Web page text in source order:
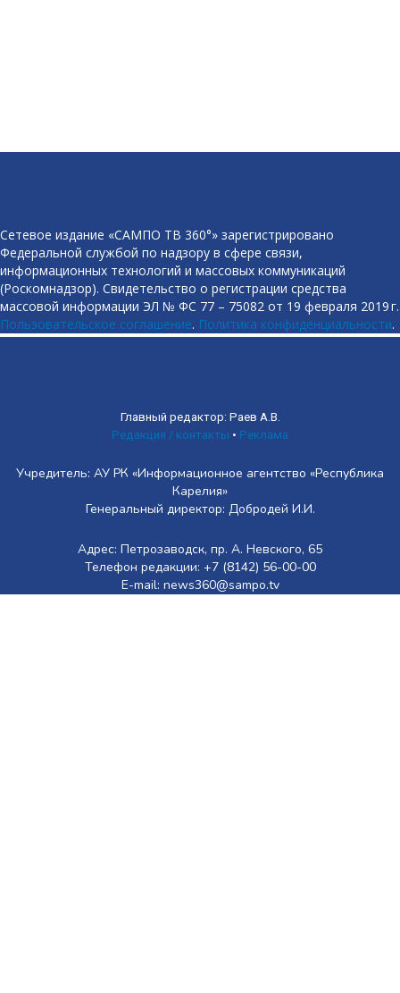
Сетевое издание «САМПО ТВ 360°» зарегистрировано
Федеральной службой по надзору в сфере связи,
информационных технологий и массовых коммуникаций
(Роскомнадзор). Свидетельство о регистрации средства
массовой информации ЭЛ № ФС 77 – 75082 от 19 февраля 2019 г.
Пользовательское соглашение. Политика конфиденциальности.
Главный редактор: Раев А.В.
Редакция / контакты • Реклама
Учредитель: АУ РК «Информационное агентство «Республика
Карелия»
Генеральный директор: Добродей И.И.
Адрес: Петрозаводск, пр. А. Невского, 65
Телефон редакции: +7 (8142) 56-00-00
E-mail: news360@sampo.tv